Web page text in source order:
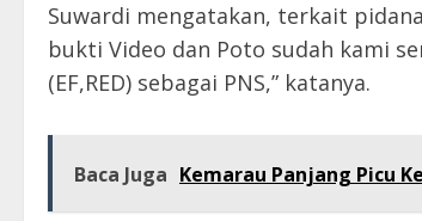
Suwardi mengatakan, terkait
bukti Video dan Poto sudah kami
(EF,RED) sebagai PNS,” katanya.
Baca Juga Kemarau Panjang Picu